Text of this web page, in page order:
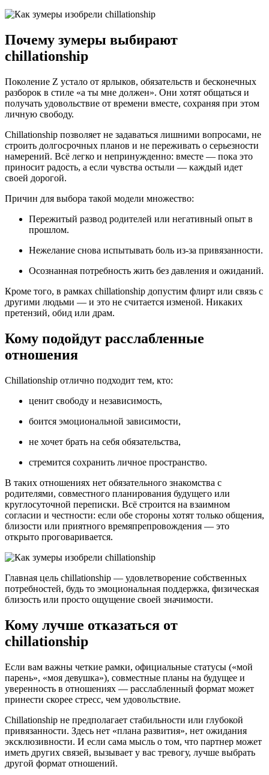
Почему зумеры выбирают
chillationship
Поколение Z устало от ярлыков, обязательств и бесконечных
разборок в стиле «а ты мне должен». Они хотят общаться и
получать удовольствие от времени вместе, сохраняя при этом
личную свободу.
Chillationship позволяет не задаваться лишними вопросами, не
строить долгосрочных планов и не переживать о серьезности
намерений. Всё легко и непринужденно: вместе — пока это
приносит радость, а если чувства остыли — каждый идет
своей дорогой.
Причин для выбора такой модели множество:
Пережитый развод родителей или негативный опыт в
прошлом.
Нежелание снова испытывать боль из-за привязанности.
Осознанная потребность жить без давления и ожиданий.
Кроме того, в рамках chillationship допустим флирт или связь с
другими людьми — и это не считается изменой. Никаких
претензий, обид или драм.
Кому подойдут расслабленные
отношения
Chillationship отлично подходит тем, кто:
ценит свободу и независимость,
боится эмоциональной зависимости,
не хочет брать на себя обязательства,
стремится сохранить личное пространство.
В таких отношениях нет обязательного знакомства с
родителями, совместного планирования будущего или
круглосуточной переписки. Всё строится на взаимном
согласии и честности: если обе стороны хотят только общения,
близости или приятного времяпрепровождения — это
открыто проговаривается.
Главная цель chillationship — удовлетворение собственных
потребностей, будь то эмоциональная поддержка, физическая
близость или просто ощущение своей значимости.
Кому лучше отказаться от
chillationship
Если вам важны четкие рамки, официальные статусы («мой
парень», «моя девушка»), совместные планы на будущее и
уверенность в отношениях — расслабленный формат может
принести скорее стресс, чем удовольствие.
Chillationship не предполагает стабильности или глубокой
привязанности. Здесь нет «плана развития», нет ожидания
эксклюзивности. И если сама мысль о том, что партнер может
иметь других связей, вызывает у вас тревогу, лучше выбрать
другой формат отношений.